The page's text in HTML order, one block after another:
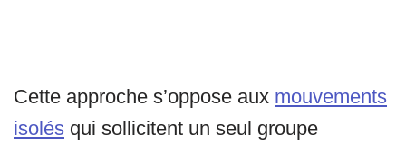
Cette approche s’oppose aux mouvements
isolés qui sollicitent un seul groupe